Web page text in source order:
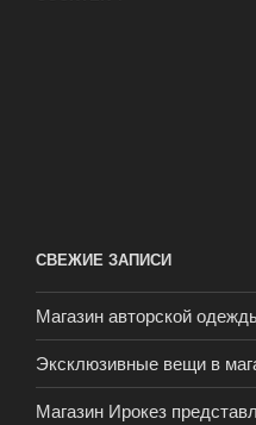
СВЕЖИЕ ЗАПИСИ
Магазин авторской
Эксклюзивные вещи в
Магазин Ирокез